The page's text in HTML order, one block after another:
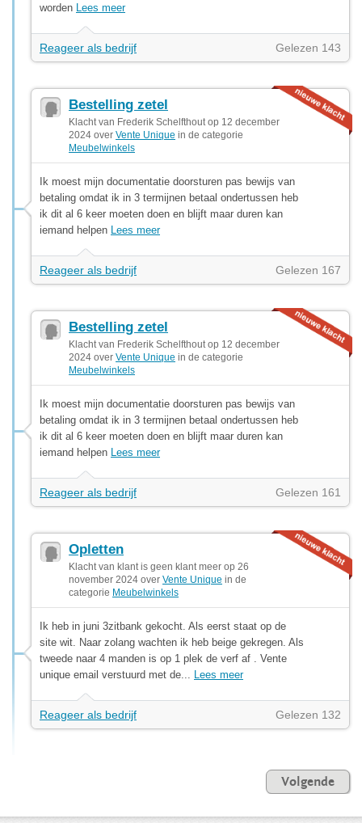
worden Lees meer
Reageer als bedrijf Gelezen 143
Bestelling zetel
Klacht van Frederik Schelfthout op 12 december
2024 over Vente Unique in de categorie
Meubelwinkels
Ik moest mijn documentatie doorsturen pas bewijs van
betaling omdat ik in 3 termijnen betaal ondertussen heb
ik dit al 6 keer moeten doen en blijft maar duren kan
iemand helpen Lees meer
Reageer als bedrijf Gelezen 167
Bestelling zetel
Klacht van Frederik Schelfthout op 12 december
2024 over Vente Unique in de categorie
Meubelwinkels
Ik moest mijn documentatie doorsturen pas bewijs van
betaling omdat ik in 3 termijnen betaal ondertussen heb
ik dit al 6 keer moeten doen en blijft maar duren kan
iemand helpen Lees meer
Reageer als bedrijf Gelezen 161
Opletten
Klacht van klant is geen klant meer op 26
november 2024 over Vente Unique in de
categorie Meubelwinkels
Ik heb in juni 3zitbank gekocht. Als eerst staat op de
site wit. Naar zolang wachten ik heb beige gekregen. Als
tweede naar 4 manden is op 1 plek de verf af . Vente
unique email verstuurd met de... Lees meer
Reageer als bedrijf Gelezen 132
Volgende